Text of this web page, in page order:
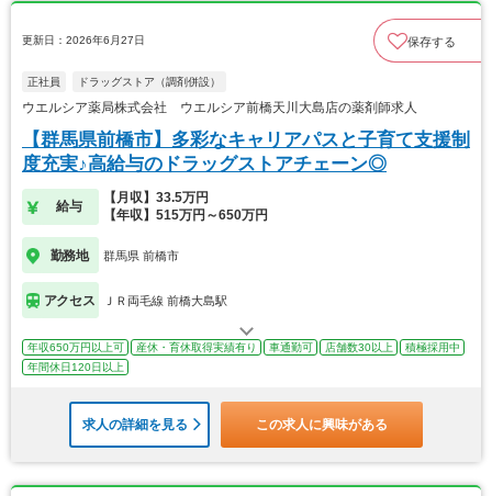
更新日：2026年6月27日 保存する
正社員 ドラッグストア（調剤併設）
ウエルシア薬局株式会社 ウエルシア前橋天川大島店の薬剤師求人
【群馬県前橋市】多彩なキャリアパスと子育て支援制
度充実♪高給与のドラッグストアチェーン◎
給与
【月収】33.5万円
【年収】515万円～650万円
勤務地 群馬県 前橋市
アクセス ＪＲ両毛線 前橋大島駅
年収650万円以上可 産休・育休取得実績有り 車通勤可 店舗数30以上
積極採用中
年間休日120日以上
求人の詳細を見る この求人に興味がある